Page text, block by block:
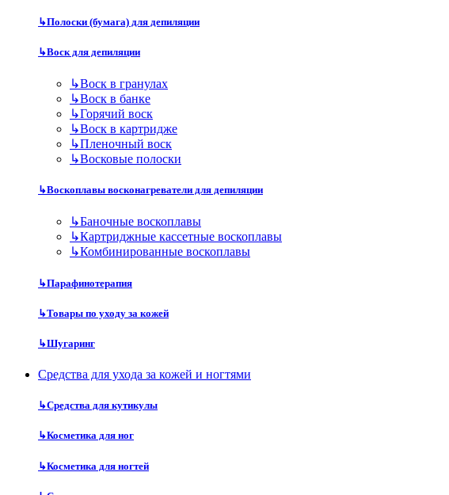
↳Полоски (бумага) для депиляции
↳Воск для депиляции
↳Воск в гранулах
↳Воск в банке
↳Горячий воск
↳Воск в картридже
↳Пленочный воск
↳Восковые полоски
↳Воскоплавы восконагреватели для депиляции
↳Баночные воскоплавы
↳Картриджные кассетные воскоплавы
↳Комбинированные воскоплавы
↳Парафинотерапия
↳Товары по уходу за кожей
↳Шугаринг
Средства для ухода за кожей и ногтями
↳Средства для кутикулы
↳Косметика для ног
↳Косметика для ногтей